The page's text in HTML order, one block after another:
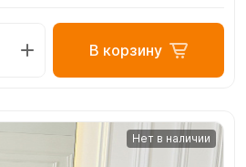
В корзину
Нет в наличии